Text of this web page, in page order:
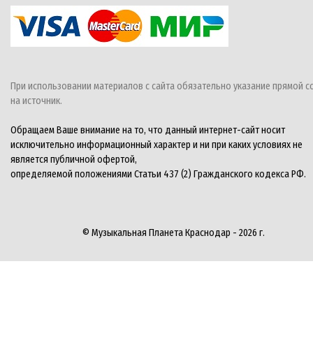
При использовании материалов с сайта обязательно указание прямой
на источник.
Обращаем Ваше внимание на то, что данный интернет-сайт носит
исключительно информационный характер и ни при каких условиях не
является публичной офертой,
определяемой положениями Статьи 437 (2) Гражданского кодекса РФ.
© Музыкальная Планета Краснодар - 2026 г.